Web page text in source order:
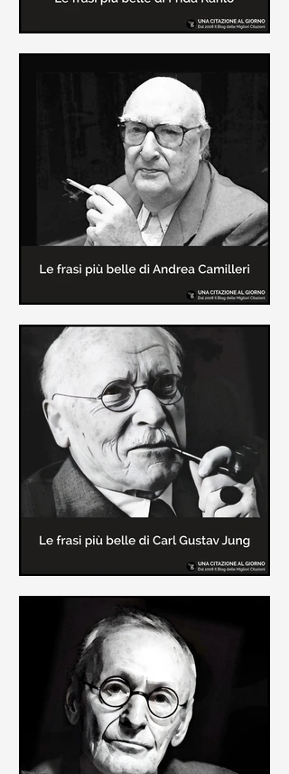
In questa pagina sono raccolte le
frasi più belle di Frida Kahlo
sull'amore e sulla vita.
Le frasi più belle di Andrea
Camilleri
In questa sezione sono raccolte le
frasi più belle di Andrea Camilleri, il
creatore dei libri sulle vicende del
Commissario Montalbano
Le frasi più belle di Carl Gustav
In questa pagina sono raccolte le
frasi più belle di Carl Gustav Jung
tratte dai suoi libri più significativi
come "Libro Rosso"